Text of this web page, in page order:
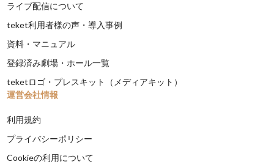
ライブ配信について
teket利用者様の声・導入事例
資料・マニュアル
登録済み劇場・ホール一覧
teketロゴ・プレスキット（メディアキット）
運営会社情報
利用規約
プライバシーポリシー
Cookieの利用について